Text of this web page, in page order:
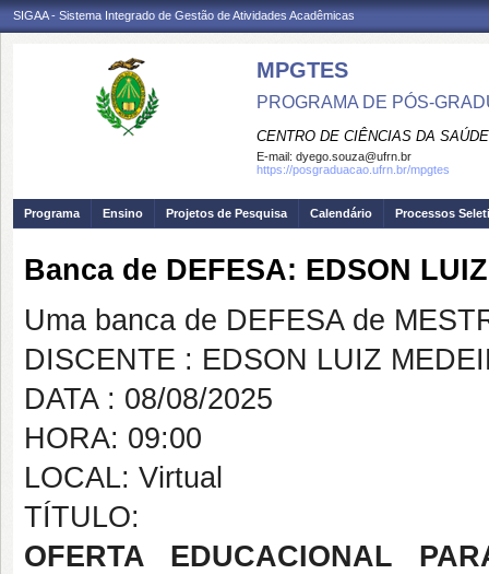
SIGAA - Sistema Integrado de Gestão de Atividades Acadêmicas
MPGTES
PROGRAMA DE PÓS-
CENTRO DE CIÊNCIAS DA SAÚDE
E-mail: dyego.souza@ufrn.br
https://posgraduacao.ufrn.br/mpgtes
Programa Ensino Projetos de Pesquisa Calendário Processos
Banca de DEFESA: EDSON
Uma banca de DEFESA de
DISCENTE : EDSON LUIZ
DATA : 08/08/2025
HORA: 09:00
LOCAL: Virtual
TÍTULO:
OFERTA EDUCACIONAL